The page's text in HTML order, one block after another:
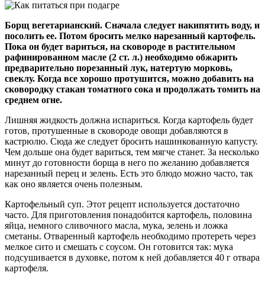
Борщ вегетарианский. Сначала следует накипятить воду, и
посолить ее. Потом бросить мелко нарезанный картофель.
Пока он будет вариться, на сковороде в растительном
рафинированном масле (2 ст. л.) необходимо обжарить
предварительно порезанный лук, натертую морковь,
свеклу. Когда все хорошо протушится, можно добавить на
сковородку стакан томатного сока и продолжать томить на
среднем огне.
Лишняя жидкость должна испариться. Когда картофель будет
готов, протушенные в сковороде овощи добавляются в
кастрюлю. Сюда же следует бросить нашинкованную капусту.
Чем дольше она будет вариться, тем мягче станет. За несколько
минут до готовности борща в него по желанию добавляется
нарезанный перец и зелень. Есть это блюдо можно часто, так
как оно является очень полезным.
Картофельный суп. Этот рецепт используется достаточно
часто. Для приготовления понадобится картофель, половина
яйца, немного сливочного масла, мука, зелень и ложка
сметаны. Отваренный картофель необходимо протереть через
мелкое сито и смешать с соусом. Он готовится так: мука
подсушивается в духовке, потом к ней добавляется 40 г отвара
картофеля.